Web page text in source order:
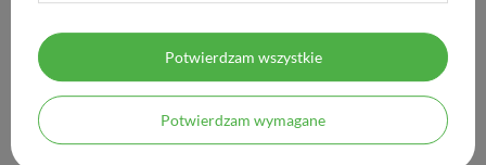
Potwierdzam wymagane
Potwierdzam wszystkie